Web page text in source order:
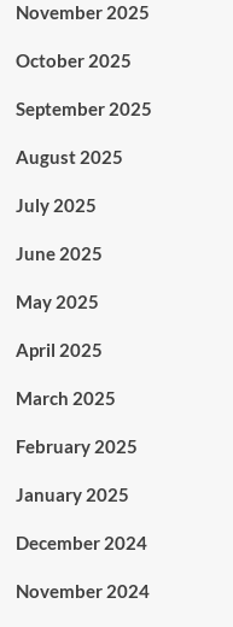
November 2025
October 2025
September 2025
August 2025
July 2025
June 2025
May 2025
April 2025
March 2025
February 2025
January 2025
December 2024
November 2024